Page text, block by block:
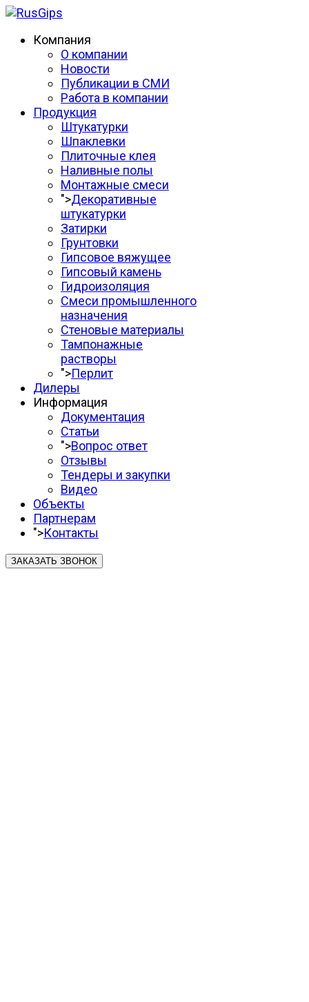
Компания
О компании
Новости
Публикации в СМИ
Работа в компании
Продукция
Штукатурки
Шпаклевки
Плиточные клея
Наливные полы
Монтажные смеси
">Декоративные
штукатурки
Затирки
Грунтовки
Гипсовое вяжущее
Гипсовый камень
Гидроизоляция
Смеси промышленного
назначения
Стеновые материалы
Тампонажные
растворы
">Перлит
Дилеры
Информация
Документация
Статьи
">Вопрос ответ
Отзывы
Тендеры и закупки
Видео
Объекты
Партнерам
">Контакты
ЗАКАЗАТЬ ЗВОНОК